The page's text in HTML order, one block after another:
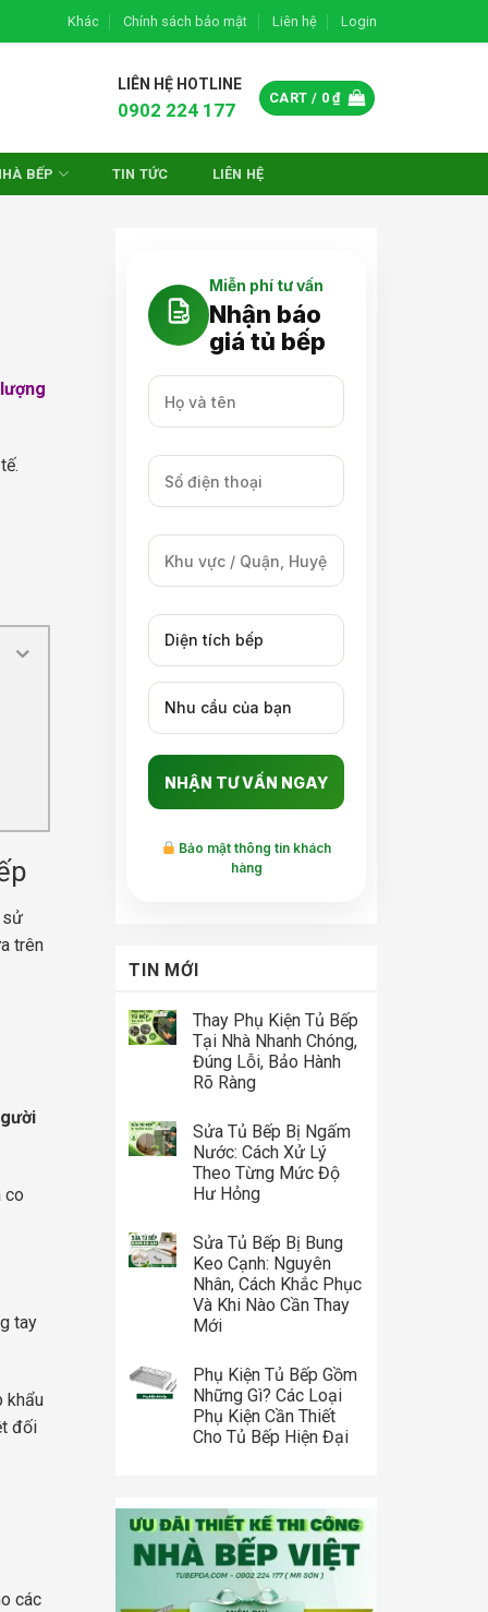
Khác Chính sách bảo mật Liên hệ Login
LIÊN HỆ HOTLINE
0902 224 177
CART / 0₫
BẾP TIN TỨC LIÊN HỆ
sử
trên
co
tay
khẩu
đối
các
Miễn phí tư vấn
Nhận báo
giá tủ bếp
Bảo mật thông tin khách
hàng
TIN MỚI
Thay Phụ Kiện Tủ Bếp
Tại Nhà Nhanh Chóng,
Đúng Lỗi, Bảo Hành
Rõ Ràng
Sửa Tủ Bếp Bị Ngấm
Nước: Cách Xử Lý
Theo Từng Mức Độ
Hư Hỏng
Sửa Tủ Bếp Bị Bung
Keo Cạnh: Nguyên
Nhân, Cách Khắc Phục
Và Khi Nào Cần Thay
Mới
Phụ Kiện Tủ Bếp Gồm
Những Gì? Các Loại
Phụ Kiện Cần Thiết
Cho Tủ Bếp Hiện Đại